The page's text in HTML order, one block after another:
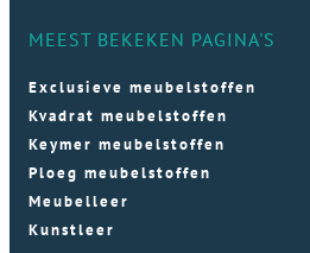
MEEST BEKEKEN PAGINA'S
Exclusieve meubelstoffen
Kvadrat meubelstoffen
Keymer meubelstoffen
Ploeg meubelstoffen
Meubelleer
Kunstleer